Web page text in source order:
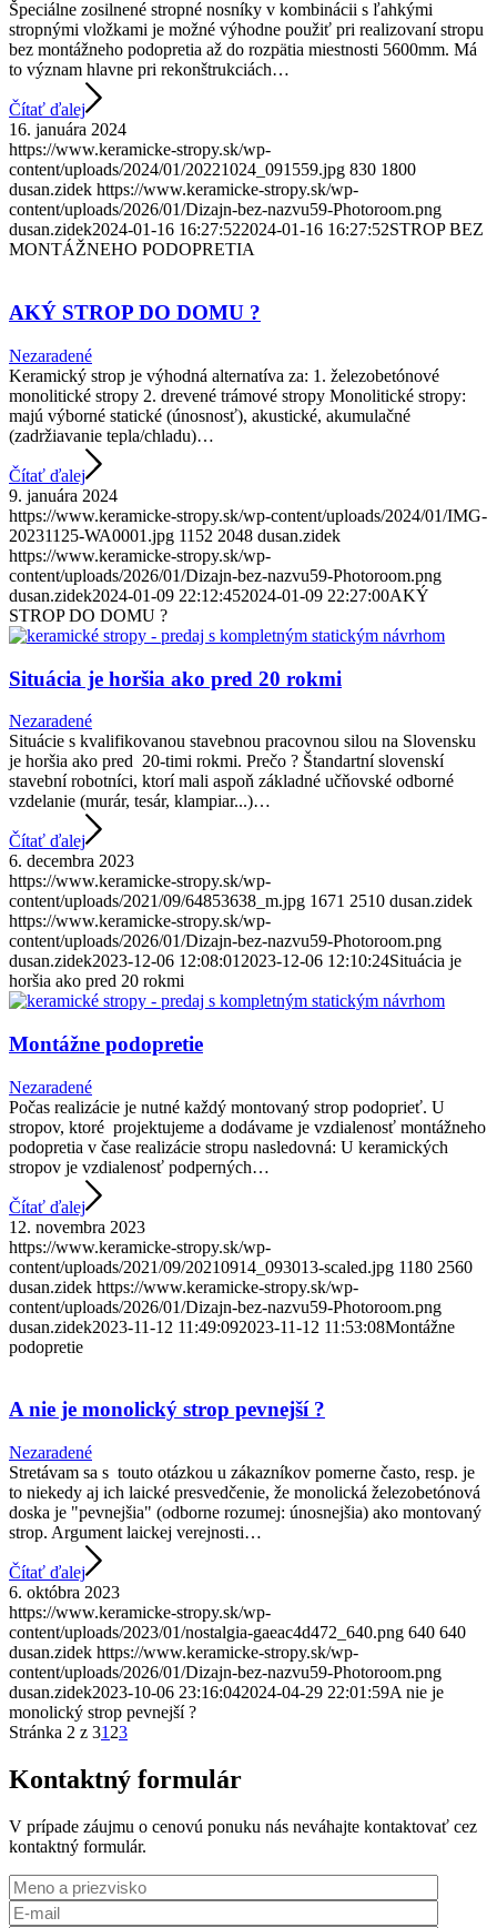
Špeciálne zosilnené stropné nosníky v kombinácii s ľahkými
stropnými vložkami je možné výhodne použiť pri realizovaní stropu
bez montážneho podopretia až do rozpätia miestnosti 5600mm. Má
to význam hlavne pri rekonštrukciách…
Čítať ďalej
16. januára 2024
https://www.keramicke-stropy.sk/wp-
content/uploads/2024/01/20221024_091559.jpg 830 1800
dusan.zidek https://www.keramicke-stropy.sk/wp-
content/uploads/2026/01/Dizajn-bez-nazvu59-Photoroom.png
dusan.zidek2024-01-16 16:27:522024-01-16 16:27:52STROP BEZ
MONTÁŽNEHO PODOPRETIA
AKÝ STROP DO DOMU ?
Nezaradené
Keramický strop je výhodná alternatíva za: 1. železobetónové
monolitické stropy 2. drevené trámové stropy Monolitické stropy:
majú výborné statické (únosnosť), akustické, akumulačné
(zadržiavanie tepla/chladu)…
Čítať ďalej
9. januára 2024
https://www.keramicke-stropy.sk/wp-content/uploads/2024/01/IMG-
20231125-WA0001.jpg 1152 2048 dusan.zidek
https://www.keramicke-stropy.sk/wp-
content/uploads/2026/01/Dizajn-bez-nazvu59-Photoroom.png
dusan.zidek2024-01-09 22:12:452024-01-09 22:27:00AKÝ
STROP DO DOMU ?
Situácia je horšia ako pred 20 rokmi
Nezaradené
Situácie s kvalifikovanou stavebnou pracovnou silou na Slovensku
je horšia ako pred 20-timi rokmi. Prečo ? Štandartní slovenskí
stavební robotníci, ktorí mali aspoň základné učňovské odborné
vzdelanie (murár, tesár, klampiar...)…
Čítať ďalej
6. decembra 2023
https://www.keramicke-stropy.sk/wp-
content/uploads/2021/09/64853638_m.jpg 1671 2510 dusan.zidek
https://www.keramicke-stropy.sk/wp-
content/uploads/2026/01/Dizajn-bez-nazvu59-Photoroom.png
dusan.zidek2023-12-06 12:08:01 2023-12-06 12:10:24Situácia je
horšia ako pred 20 rokmi
Montážne podopretie
Nezaradené
Počas realizácie je nutné každý montovaný strop podoprieť. U
stropov, ktoré projektujeme a dodávame je vzdialenosť montážneho
podopretia v čase realizácie stropu nasledovná: U keramických
stropov je vzdialenosť podperných…
Čítať ďalej
12. novembra 2023
https://www.keramicke-stropy.sk/wp-
content/uploads/2021/09/20210914_093013-scaled.jpg 1180 2560
dusan.zidek https://www.keramicke-stropy.sk/wp-
content/uploads/2026/01/Dizajn-bez-nazvu59-Photoroom.png
dusan.zidek2023-11-12 11:49:092023-11-12 11:53:08Montážne
podopretie
A nie je monolický strop pevnejší ?
Nezaradené
Stretávam sa s touto otázkou u zákazníkov pomerne často, resp. je
to niekedy aj ich laické presvedčenie, že monolická železobetónová
doska je "pevnejšia" (odborne rozumej: únosnejšia) ako montovaný
strop. Argument laickej verejnosti…
Čítať ďalej
6. októbra 2023
https://www.keramicke-stropy.sk/wp-
content/uploads/2023/01/nostalgia-gaeac4d472_640.png 640 640
dusan.zidek https://www.keramicke-stropy.sk/wp-
content/uploads/2026/01/Dizajn-bez-nazvu59-Photoroom.png
dusan.zidek2023-10-06 23:16:042024-04-29 22:01:59A nie je
monolický strop pevnejší ?
Stránka 2 z 31 23
Kontaktný formulár
V prípade záujmu o cenovú ponuku nás neváhajte kontaktovať cez
kontaktný formulár.